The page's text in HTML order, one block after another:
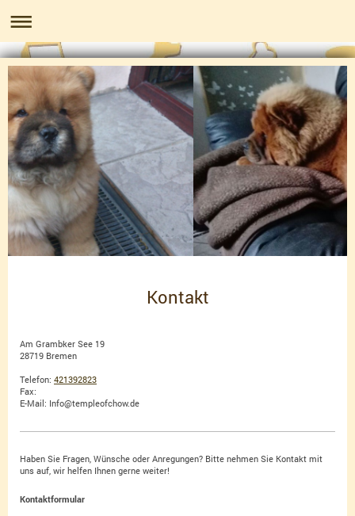
Kontakt
Am Grambker See 19
28719 Bremen
Telefon: 421392823
Fax:
E-Mail: Info@templeofchow.de
Haben Sie Fragen, Wünsche oder Anregungen? Bitte nehmen Sie Kontakt mit
uns auf, wir helfen Ihnen gerne weiter!
Kontaktformular